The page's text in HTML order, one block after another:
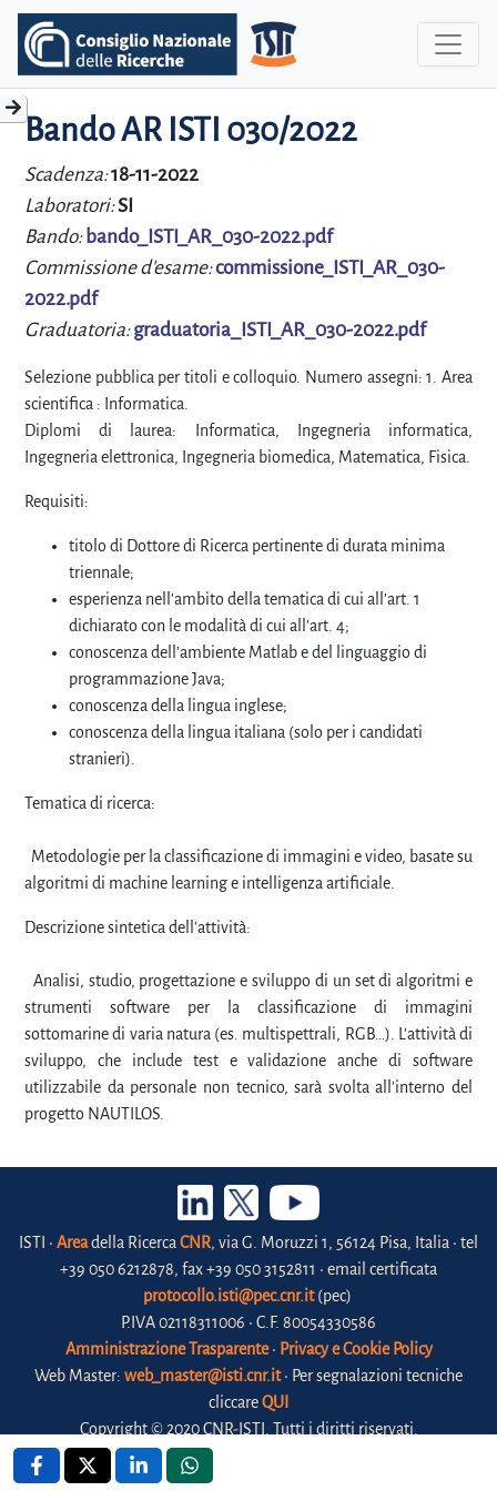
Bando AR ISTI 030/2022
Scadenza:18-11-2022
Laboratori:SI
Bando: bando_ISTI_AR_030-2022.pdf
Commissione d'esame:commissione_ISTI_AR_030-
2022.pdf
Graduatoria:graduatoria_ISTI_AR_030-2022.pdf
Selezione pubblica per titoli e colloquio. Numero assegni: 1. Area
scientifica : Informatica.
Diplomi di laurea: Informatica, Ingegneria informatica,
Ingegneria elettronica, Ingegneria biomedica, Matematica, Fisica.
Requisiti:
titolo di Dottore di Ricerca pertinente di durata minima
triennale;
esperienza nell’ambito della tematica di cui all’art. 1
dichiarato con le modalità di cui all’art. 4;
conoscenza dell’ambiente Matlab e del linguaggio di
programmazione Java;
conoscenza della lingua inglese;
conoscenza della lingua italiana (solo per i candidati
stranieri).
Tematica di ricerca:
Metodologie per la classificazione di immagini e video, basate su
algoritmi di machine learning e intelligenza artificiale.
Descrizione sintetica dell'attività:
Analisi, studio, progettazione e sviluppo di un set di algoritmi e
strumenti software per la classificazione di immagini
sottomarine di varia natura (es. multispettrali, RGB…). L’attività di
sviluppo, che include test e validazione anche di software
utilizzabile da personale non tecnico, sarà svolta all'interno del
progetto NAUTILOS.
ISTI • Areadella Ricerca CNR, via G. Moruzzi 1, 56124 Pisa, Italia • tel
+39 050 6212878, fax +39 050 3152811 • email certificata
protocollo.isti@pec.cnr.it(pec)
P.IVA 02118311006 • C.F. 80054330586
Amministrazione Trasparente• Privacy e Cookie Policy
Web Master: web_master@isti.cnr.it• Per segnalazioni tecniche
cliccareQUI
Copyright © 2020 CNR-ISTI. Tutti i diritti riservati.